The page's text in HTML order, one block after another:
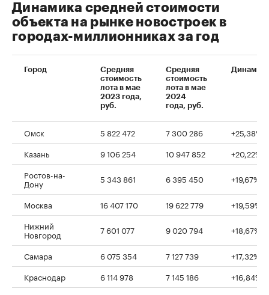
Динамика средней стоимости
объекта на рынке новостроек в
городах-миллионниках за год
Город
Средняя
стоимость
лота в мае
2023 года,
руб.
Средняя
стоимость
лота в мае
2024
года, руб.
Омск 5 822 472 7 300 286
+25,38%
Казань
9 106 254 10 947 852
+20,22%
Ростов-на-
Дону 5 343 861 6 395 450 +19,67%
Москва 16 407 170 19 622 779
+19,59%
Нижний
Новгород 7 601 077 9 020 794 +18,67%
Самара 6 075 354 7 127 739
+17,32%
Краснодар
6 114 978 7 145 186
+16,84%